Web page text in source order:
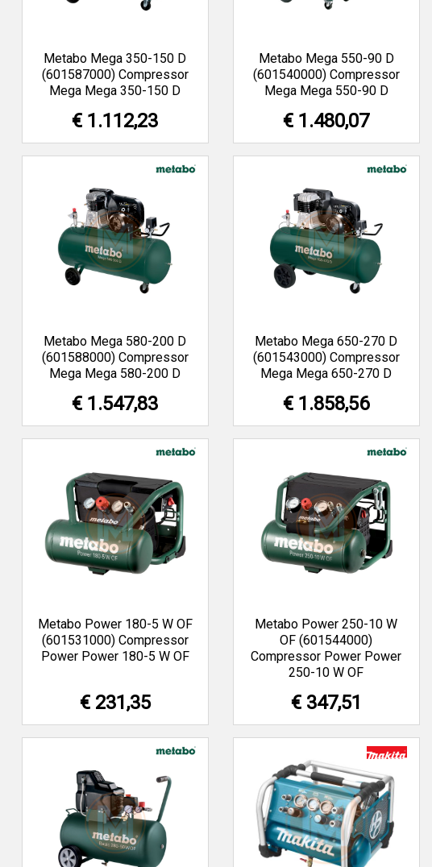
Metabo Mega 350-150 D
(601587000) Compressor
Mega Mega 350-150 D
€ 1.112,23
Metabo Mega 550-90 D
(601540000) Compressor
Mega Mega 550-90 D
€ 1.480,07
Metabo Mega 580-200 D
(601588000) Compressor
Mega Mega 580-200 D
€ 1.547,83
Metabo Mega 650-270 D
(601543000) Compressor
Mega Mega 650-270 D
€ 1.858,56
Metabo Power 180-5 W OF
(601531000) Compressor
Power Power 180-5 W OF
€ 231,35
Metabo Power 250-10 W
OF (601544000)
Compressor Power Power
250-10 W OF
€ 347,51